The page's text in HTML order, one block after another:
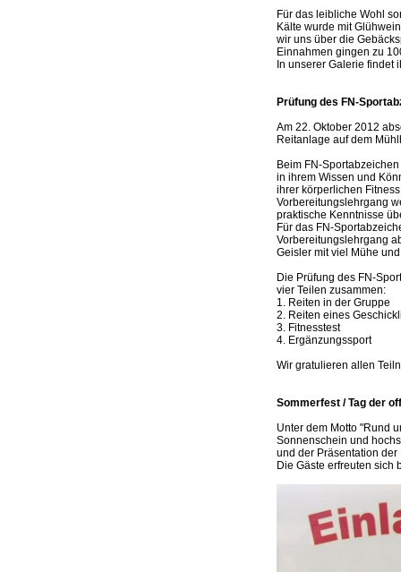
Für das leibliche Wohl
Kälte wurde mit
wir uns über die
Einnahmen gingen zu
In unserer Galerie findet
Prüfung des FN-
Am 22. Oktober 2012
Reitanlage auf dem
Beim FN-
in ihrem Wissen und
ihrer körperlichen
Vorbereitungslehrgang
praktische Kenntnisse
Für das FN-
Vorbereitungslehrgang
Geisler mit viel Mühe
Die Prüfung des FN-
vier Teilen zusammen:
1. Reiten in der Gruppe
2. Reiten eines
3. Fitnesstest
4. Ergänzungssport
Wir gratulieren allen
Sommerfest / Tag der
Unter dem Motto "Rund
Sonnenschein und
und der Präsentation der
Die Gäste erfreuten sich